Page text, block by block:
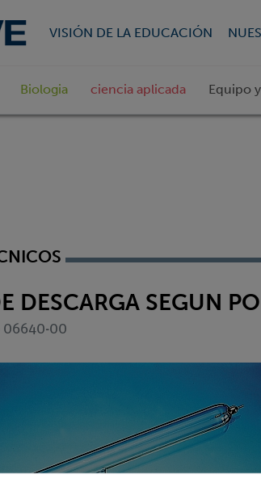
VISIÓN DE LA EDUCACIÓN
Biologia ciencia aplicada Equipo
DESCARGA SEGUN
06640-00